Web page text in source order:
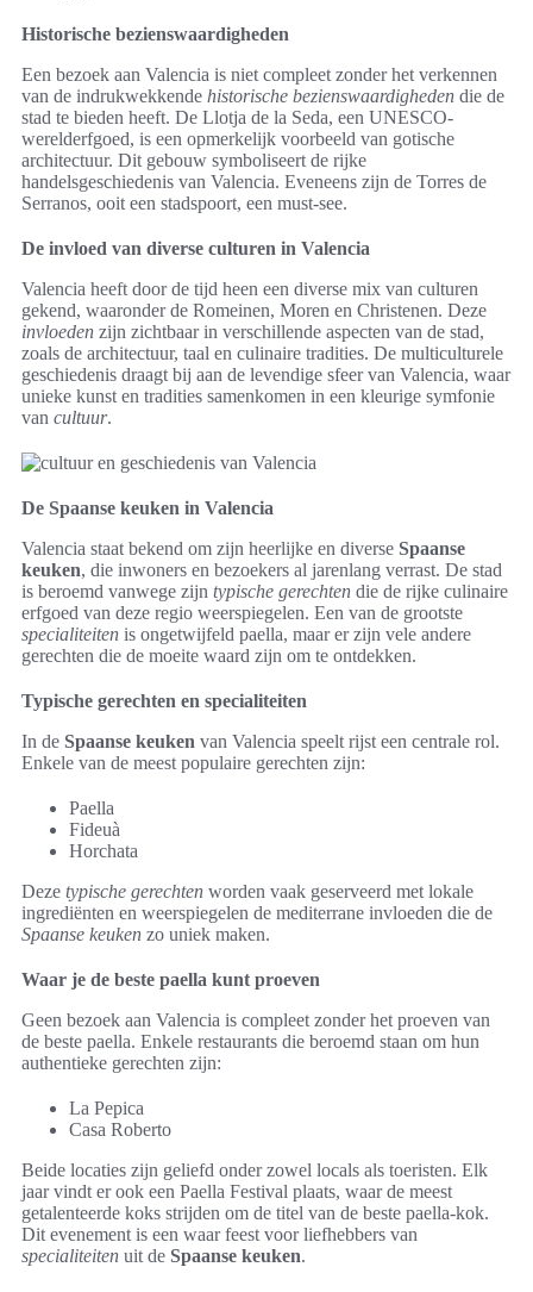
Historische bezienswaardigheden
Een bezoek aan Valencia is niet compleet zonder het verkennen
van de indrukwekkende historische bezienswaardigheden die de
stad te bieden heeft. De Llotja de la Seda, een UNESCO-
werelderfgoed, is een opmerkelijk voorbeeld van gotische
architectuur. Dit gebouw symboliseert de rijke
handelsgeschiedenis van Valencia. Eveneens zijn de Torres de
Serranos, ooit een stadspoort, een must-see.
De invloed van diverse culturen in Valencia
Valencia heeft door de tijd heen een diverse mix van culturen
gekend, waaronder de Romeinen, Moren en Christenen. Deze
invloeden zijn zichtbaar in verschillende aspecten van de stad,
zoals de architectuur, taal en culinaire tradities. De multiculturele
geschiedenis draagt bij aan de levendige sfeer van Valencia, waar
unieke kunst en tradities samenkomen in een kleurige symfonie
van cultuur.
De Spaanse keuken in Valencia
Valencia staat bekend om zijn heerlijke en diverse Spaanse
keuken, die inwoners en bezoekers al jarenlang verrast. De stad
is beroemd vanwege zijn typische gerechten die de rijke culinaire
erfgoed van deze regio weerspiegelen. Een van de grootste
specialiteiten is ongetwijfeld paella, maar er zijn vele andere
gerechten die de moeite waard zijn om te ontdekken.
Typische gerechten en specialiteiten
In de Spaanse keuken van Valencia speelt rijst een centrale rol.
Enkele van de meest populaire gerechten zijn:
Paella
Fideuà
Horchata
Deze typische gerechten worden vaak geserveerd met lokale
ingrediënten en weerspiegelen de mediterrane invloeden die de
Spaanse keuken zo uniek maken.
Waar je de beste paella kunt proeven
Geen bezoek aan Valencia is compleet zonder het proeven van
de beste paella. Enkele restaurants die beroemd staan om hun
authentieke gerechten zijn:
La Pepica
Casa Roberto
Beide locaties zijn geliefd onder zowel locals als toeristen. Elk
jaar vindt er ook een Paella Festival plaats, waar de meest
getalenteerde koks strijden om de titel van de beste paella-kok.
Dit evenement is een waar feest voor liefhebbers van
specialiteiten uit de Spaanse keuken.